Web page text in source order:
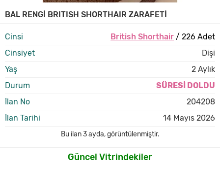
BAL RENGİ BRITISH SHORTHAIR ZARAFETİ
Cinsi British Shorthair/ 226 Adet
Cinsiyet
Dişi
Yaş
2 Aylık
Durum
SÜRESİ DOLDU
İlan No
204208
İlan Tarihi
14 Mayıs 2026
Bu ilan3 ayda,görüntülenmiştir.
Güncel Vitrindekiler